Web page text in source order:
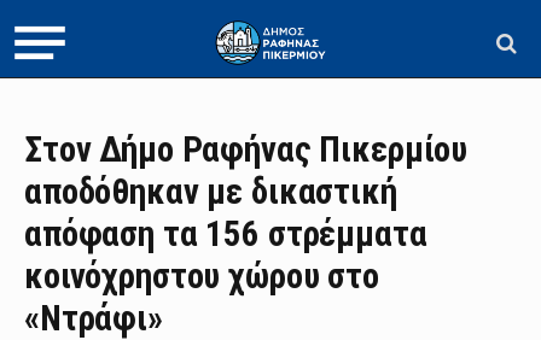
Στον Δήμο Ραφήνας Πικερμίου
αποδόθηκαν με δικαστική
απόφαση τα 156 στρέμματα
κοινόχρηστου χώρου στο
«Ντράφι»